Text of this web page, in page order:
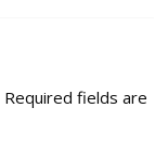
Required fields are